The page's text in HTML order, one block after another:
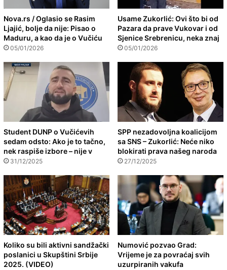
Nova.rs / Oglasio se Rasim
Ljajić, bolje da nije: Pisao o
Maduru, a kao da je o Vučiću
05/01/2026
Usame Zukorlić: Ovi što bi od
Pazara da prave Vukovar i od
Sjenice Srebrenicu, neka znaj
05/01/2026
Student DUNP o Vučićevih
sedam odsto: Ako je to tačno,
nek raspiše izbore – nije v
31/12/2025
SPP nezadovoljna koalicijom
sa SNS – Zukorlić: Neće niko
blokirati prava našeg naroda
27/12/2025
Koliko su bili aktivni sandžački
poslanici u Skupštini Srbije
2025. (VIDEO)
Numović pozvao Grad:
Vrijeme je za povraćaj svih
uzurpiranih vakufa